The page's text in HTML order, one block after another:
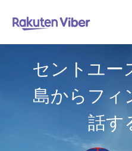
セントユー
島からフィ
話す